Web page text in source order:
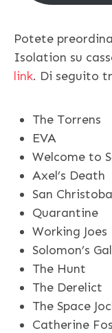
Potete
Isolation su
link. Di seguito
The Torrens
EVA
Welcome to
Axel’s Death
San
Quarantine
Working Joes
Solomon’s
The Hunt
The Derelict
The Space
Catherine